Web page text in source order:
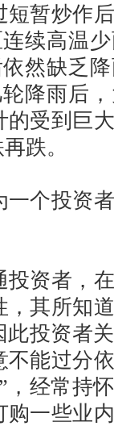
暂炒作
续高温
然缺乏
降雨后
受到巨
跌。
个投资者
资者，在
其所知
投资者
能过分
经常持
一些业